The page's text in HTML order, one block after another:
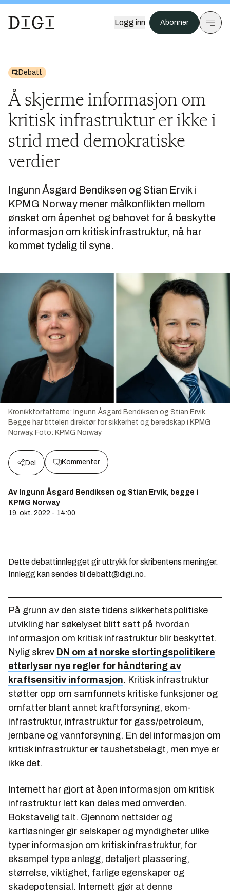
Logg inn Abonner
Debatt
Å skjerme informasjon om
kritisk infrastruktur er ikke i
strid med demokratiske
verdier
Ingunn Åsgard Bendiksen og Stian Ervik i
KPMG Norway mener målkonflikten mellom
ønsket om åpenhet og behovet for å beskytte
informasjon om kritisk infrastruktur, nå har
kommet tydelig til syne.
Kronikkforfatterne: Ingunn Åsgard Bendiksen og Stian Ervik.
Begge har tittelen direktør for sikkerhet og beredskap i KPMG
Norway. Foto: KPMG Norway
Del Kommenter
Av Ingunn Åsgard Bendiksen og Stian Ervik, begge i
KPMG Norway
19. okt. 2022 - 14:00
Dette debattinnlegget gir uttrykk for skribentens meninger.
Innlegg kan sendes til debatt@digi.no.
På grunn av den siste tidens sikkerhetspolitiske
utvikling har søkelyset blitt satt på hvordan
informasjon om kritisk infrastruktur blir beskyttet.
Nylig skrev DN om at norske stortingspolitikere
etterlyser nye regler for håndtering av
kraftsensitiv informasjon. Kritisk infrastruktur
støtter opp om samfunnets kritiske funksjoner og
omfatter blant annet kraftforsyning, ekom-
infrastruktur, infrastruktur for gass/petroleum,
jernbane og vannforsyning. En del informasjon om
kritisk infrastruktur er taushetsbelagt, men mye er
ikke det.
Internett har gjort at åpen informasjon om kritisk
infrastruktur lett kan deles med omverden.
Bokstavelig talt. Gjennom nettsider og
kartløsninger gir selskaper og myndigheter ulike
typer informasjon om kritisk infrastruktur, for
eksempel type anlegg, detaljert plassering,
størrelse, viktighet, farlige egenskaper og
skadepotensial. Internett gjør at denne